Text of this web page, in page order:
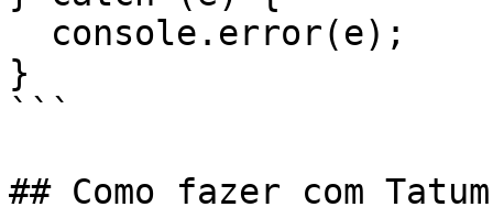
}
```
## Como fazer com Tatum